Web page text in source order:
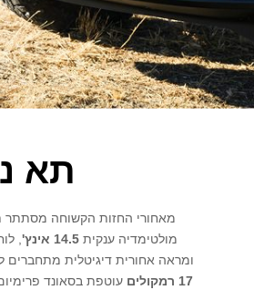
תא
מאחורי החזות הקשוחה מסתתר
מולטימדיה ענקית 14.5 אינץ' ,
ומראה אחורית דיגיטלית מתחברים
17 רמקולים
עוטפת בסאונד